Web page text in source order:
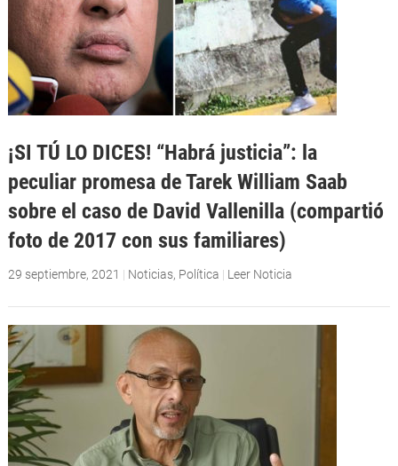
¡SI TÚ LO DICES! “Habrá justicia”: la
peculiar promesa de Tarek William Saab
sobre el caso de David Vallenilla (compartió
foto de 2017 con sus familiares)
29 septiembre, 2021 | Noticias, Política | Leer Noticia